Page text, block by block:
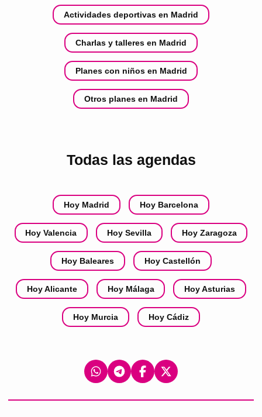
Actividades deportivas en Madrid
Charlas y talleres en Madrid
Planes con niños en Madrid
Otros planes en Madrid
Todas las agendas
Hoy Madrid Hoy Barcelona
Hoy Valencia Hoy Sevilla Hoy Zaragoza
Hoy Baleares Hoy Castellón
Hoy Alicante Hoy Málaga Hoy Asturias
Hoy Murcia Hoy Cádiz